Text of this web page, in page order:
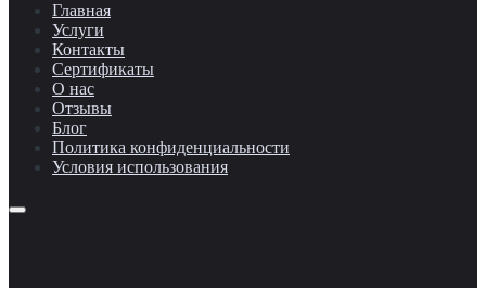
Главная
Услуги
Контакты
Сертификаты
О нас
Отзывы
Блог
Политика конфиденциальности
Условия использования